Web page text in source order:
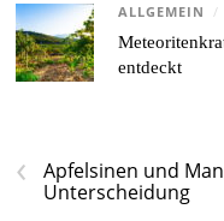
ALLGEMEIN /
entdeckt
‹
Apfelsinen und
Unterscheidung